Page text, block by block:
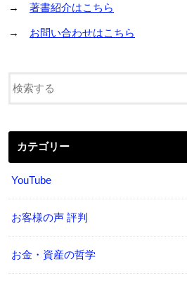
→ 著書紹介はこちら
→ お問い合わせはこちら
カテゴリー
YouTube
お客様の声 評判
お金・資産の哲学